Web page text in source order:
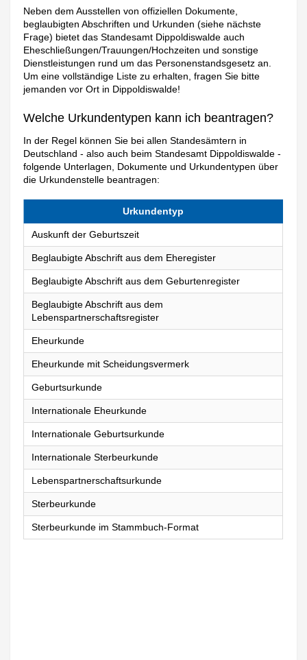
Neben dem Ausstellen von offiziellen Dokumente,
beglaubigten Abschriften und Urkunden (siehe nächste
Frage) bietet das Standesamt Dippoldiswalde auch
Eheschließungen/Trauungen/Hochzeiten und sonstige
Dienstleistungen rund um das Personenstandsgesetz an.
Um eine vollständige Liste zu erhalten, fragen Sie bitte
jemanden vor Ort in Dippoldiswalde!
Welche Urkundentypen kann ich beantragen?
In der Regel können Sie bei allen Standesämtern in
Deutschland - also auch beim Standesamt Dippoldiswalde -
folgende Unterlagen, Dokumente und Urkundentypen über
die Urkundenstelle beantragen:
Urkundentyp
Auskunft der Geburtszeit
Beglaubigte Abschrift aus dem Eheregister
Beglaubigte Abschrift aus dem Geburtenregister
Beglaubigte Abschrift aus dem
Lebenspartnerschaftsregister
Eheurkunde
Eheurkunde mit Scheidungsvermerk
Geburtsurkunde
Internationale Eheurkunde
Internationale Geburtsurkunde
Internationale Sterbeurkunde
Lebenspartnerschaftsurkunde
Sterbeurkunde
Sterbeurkunde im Stammbuch-Format